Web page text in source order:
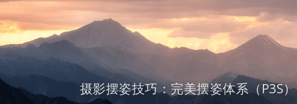
摄影摆姿技巧：完美摆姿体系（P3S）